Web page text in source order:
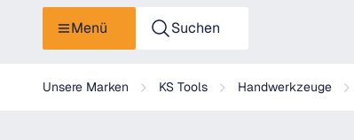
Menü Suchen
Unsere Marken KS Tools Handwerkzeuge
KS Tools BRONZEplus Verstellbarer Schraubenschlüssel